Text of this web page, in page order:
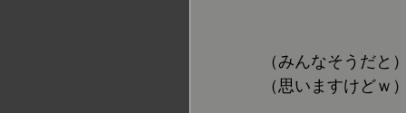
（みんなそうだと）
（思いますけどｗ）